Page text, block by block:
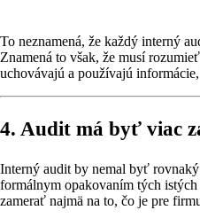
To neznamená, že každý interný
Znamená to však, že musí
uchovávajú a používajú
4. Audit má byť viac
Interný audit by nemal byť
formálnym opakovaním tých
zamerať najmä na to, čo je pre